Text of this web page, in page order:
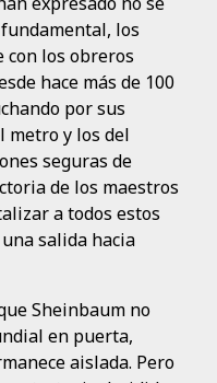
los
con los obreros
hace más de 100
por sus
metro y los del
seguras de
de los maestros
a todos estos
salida hacia
Sheinbaum no
en puerta,
aislada. Pero